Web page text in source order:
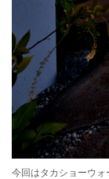
今回はタカショーウ